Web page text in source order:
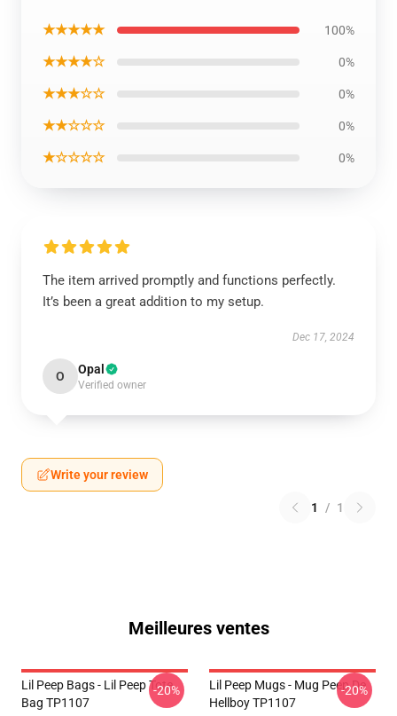
★★★★★ 100%
★★★★☆ 0%
★★★☆☆ 0%
★★☆☆☆ 0%
★☆☆☆☆ 0%
The item arrived promptly and functions perfectly.
It’s been a great addition to my setup.
Dec 17, 2024
O Opal
Verified owner
Write your review
1 / 1
Meilleures ventes
Lil Peep Bags - Lil Peep Tote
Bag TP1107
-20%
Lil Peep Mugs - Mug Peep De
Hellboy TP1107
-20%